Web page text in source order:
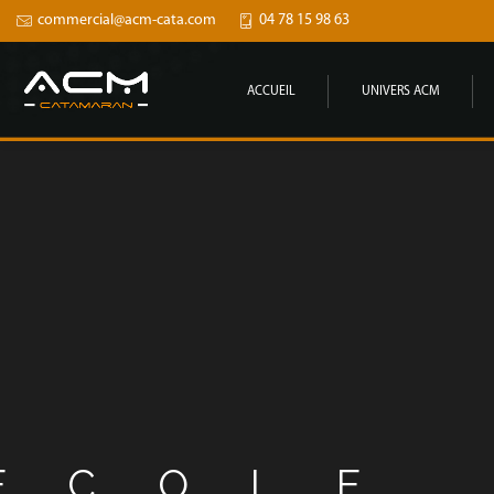
commercial@acm-cata.com 04 78 15 98 63
ACCUEIL UNIVERS ACM